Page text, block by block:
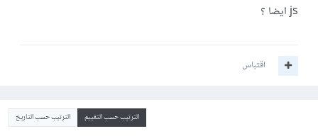
js ايضا ؟
اقتباس
الترتيب حسب التقييم الترتيب حسب التاريخ